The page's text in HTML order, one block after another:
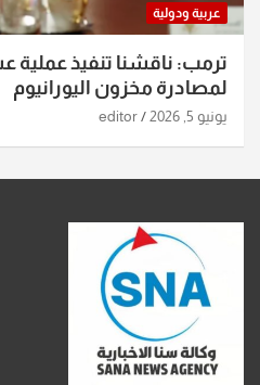
عربية ودولية
ترمب: ناقشنا تنفيذ عملية
لمصادرة مخزون اليورانيوم
يونيو 5, 2026 editor